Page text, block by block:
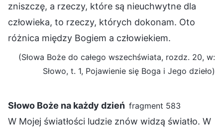
zniszczę, a rzeczy, które są nieuchwytne dla
człowieka, to rzeczy, których dokonam. Oto
różnica między Bogiem a człowiekiem.
(Słowa Boże do całego wszechświata, rozdz. 20, w:
Słowo, t. 1, Pojawienie się Boga i Jego dzieło)
Słowo Boże na każdy dzień fragment 583
W Mojej światłości ludzie znów widzą światło. W